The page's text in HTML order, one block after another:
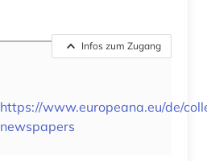
Infos zum Zugang
https://www.europeana.eu/de/
newspapers